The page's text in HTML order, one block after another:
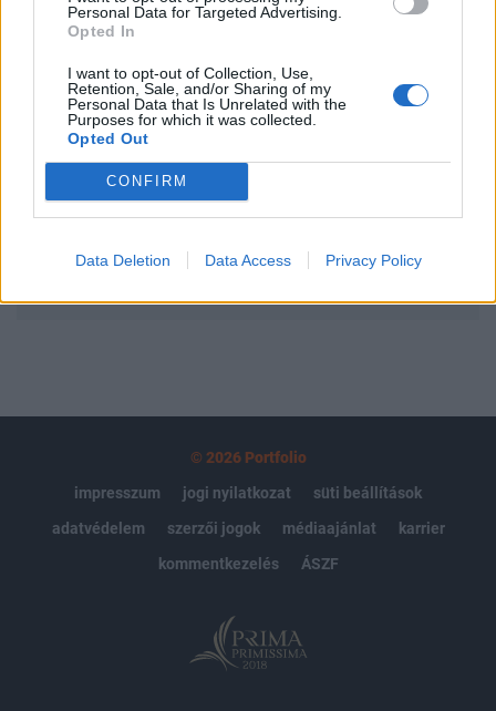
Personal Data for Targeted Advertising.
Opted In
I want to opt-out of Collection, Use,
Retention, Sale, and/or Sharing of my
Personal Data that Is Unrelated with the
Purposes for which it was collected.
Opted Out
CONFIRM
Data Deletion Data Access Privacy Policy
regisztrációhoz kötött.
Az előfizetés a következőket tartalmazza:
Portfolio.hu teljes cikkarchívum
Kötéslisták: BÉT elmúlt 2 év napon belüli
kötéslistái
Előfizetés
© 2026 Portfolio
impresszum
jogi nyilatkozat
süti beállítások
adatvédelem
szerzői jogok médiaajánlat
karrier
kommentkezelés
ÁSZF